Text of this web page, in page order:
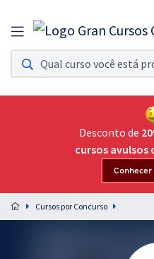
Assinatura Ilimitada 11
Acesso a todos os cursos. Teste grátis
Assinatura OAB Até Passar
Acesso ilimitado a toda preparação
Preparação completa e intensiva
residências em saúde do Brasil
Desconto de
cursos avulsos
Conhecer
Cursos por Concurso